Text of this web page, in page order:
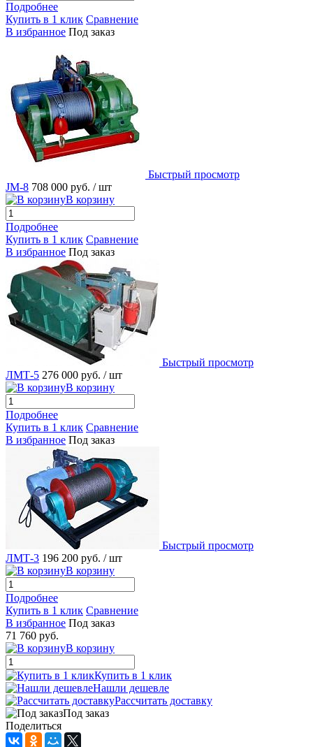
Подробнее
Купить в 1 клик Сравнение
В избранное Под заказ
Быстрый просмотр
JM-8 708 000 руб. / шт
В корзину
Подробнее
Купить в 1 клик Сравнение
В избранное Под заказ
Быстрый просмотр
ЛМТ-5 276 000 руб. / шт
В корзину
Подробнее
Купить в 1 клик Сравнение
В избранное Под заказ
Быстрый просмотр
ЛМТ-3 196 200 руб. / шт
В корзину
Подробнее
Купить в 1 клик Сравнение
В избранное Под заказ
71 760 руб.
В корзину
Купить в 1 клик
Нашли дешевле
Рассчитать доставку
Под заказ
Поделиться